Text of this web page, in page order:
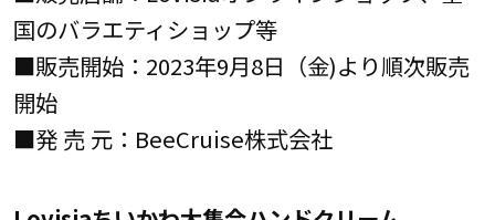
国のバラエティショップ等
■販売開始：2023年9月8日（金)より順次販売
開始
■発 売 元：BeeCruise株式会社